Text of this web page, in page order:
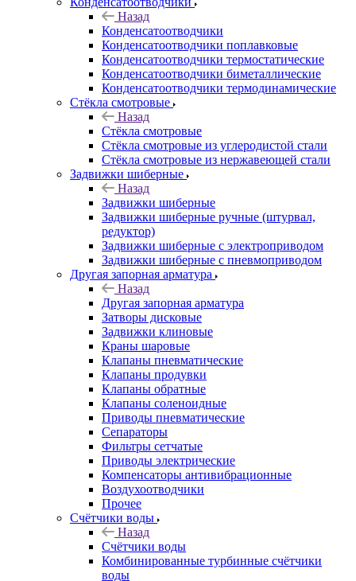
Назад
Конденсатоотводчики
Конденсатоотводчики поплавковые
Конденсатоотводчики термостатические
Конденсатоотводчики биметаллические
Конденсатоотводчики термодинамические
Стёкла смотровые
Назад
Стёкла смотровые
Стёкла смотровые из углеродистой стали
Стёкла смотровые из нержавеющей стали
Задвижки шиберные
Назад
Задвижки шиберные
Задвижки шиберные ручные (штурвал,
редуктор)
Задвижки шиберные с электроприводом
Задвижки шиберные с пневмоприводом
Другая запорная арматура
Назад
Другая запорная арматура
Затворы дисковые
Задвижки клиновые
Краны шаровые
Клапаны пневматические
Клапаны продувки
Клапаны обратные
Клапаны соленоидные
Приводы пневматические
Сепараторы
Фильтры сетчатые
Приводы электрические
Компенсаторы антивибрационные
Воздухоотводчики
Прочее
Счётчики воды
Назад
Счётчики воды
Комбинированные турбинные счётчики
воды